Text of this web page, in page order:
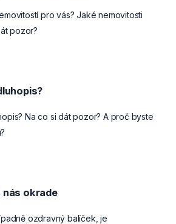
pro vás? Jaké nemovitosti
pozor?
Na co si dát pozor? A proč byste
nás okrade
ozdravný balíček, je